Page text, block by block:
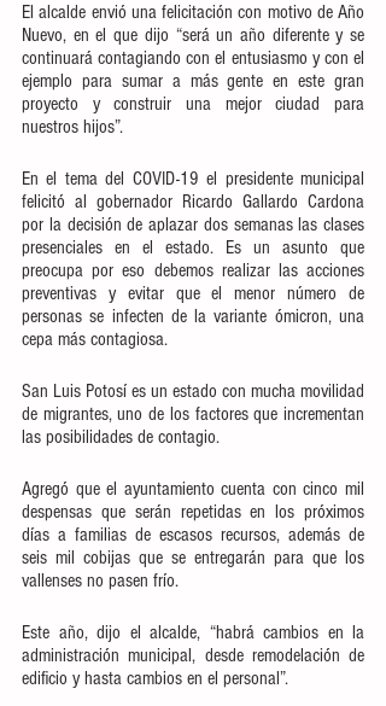
El alcalde envió una felicitación con motivo de Año
Nuevo, en el que dijo “será un año diferente y se
continuará contagiando con el entusiasmo y con el
ejemplo para sumar a más gente en este gran
proyecto y construir una mejor ciudad para
nuestros hijos”.
En el tema del COVID-19 el presidente municipal
felicitó al gobernador Ricardo Gallardo Cardona
por la decisión de aplazar dos semanas las clases
presenciales en el estado. Es un asunto que
preocupa por eso debemos realizar las acciones
preventivas y evitar que el menor número de
personas se infecten de la variante ómicron, una
cepa más contagiosa.
San Luis Potosí es un estado con mucha movilidad
de migrantes, uno de los factores que incrementan
las posibilidades de contagio.
Agregó que el ayuntamiento cuenta con cinco mil
despensas que serán repetidas en los próximos
días a familias de escasos recursos, además de
seis mil cobijas que se entregarán para que los
vallenses no pasen frío.
Este año, dijo el alcalde, “habrá cambios en la
administración municipal, desde remodelación de
edificio y hasta cambios en el personal”.